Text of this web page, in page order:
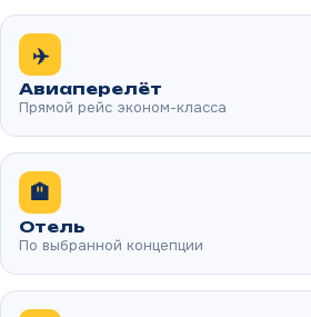
✈️
Авиаперелёт
Прямой рейс эконом-класса
🏨
Отель
По выбранной концепции